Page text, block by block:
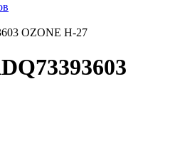
OZONE H-27